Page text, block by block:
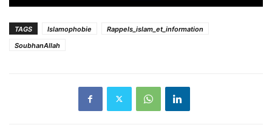
TAGS Islamophobie
Rappels_islam_et_information
SoubhanAllah